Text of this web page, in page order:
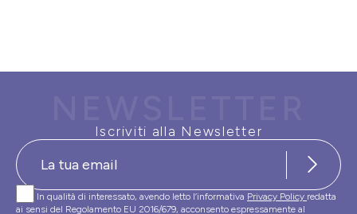
Iscriviti alla Newsletter
In qualità di interessato, avendo letto l’informativa Privacy Policy redatta
ai sensi del Regolamento EU 2016/679, acconsento espressamente al